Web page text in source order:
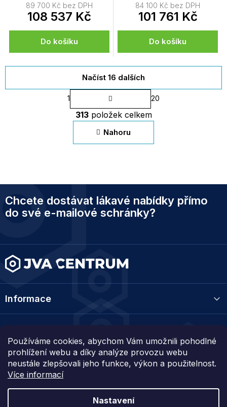
Používáme cookies, abychom Vám umožnili pohodlné
prohlížení webu a díky analýze provozu webu
neustále zlepšovali jeho funkce, výkon a použitelnost.
Více informací
Nastavení
89 700 Kč bez DPH
108 537 Kč
Do košíku
84 100 Kč bez DPH
101 761 Kč
Do košíku
O
v
l
á
d
p
r
v
k
ý
i
u
Načíst 16 dalších
S
r
á
n
k
o
1 20
313položek celkem
Nahoru
p
í
Chcete dostávat lákavé nabídky přímo
do své e-mailové schránky?
Informace
Kontakt